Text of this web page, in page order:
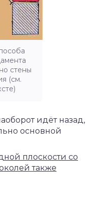
стены
(см.
идёт назад,
основной
плоскости со
также